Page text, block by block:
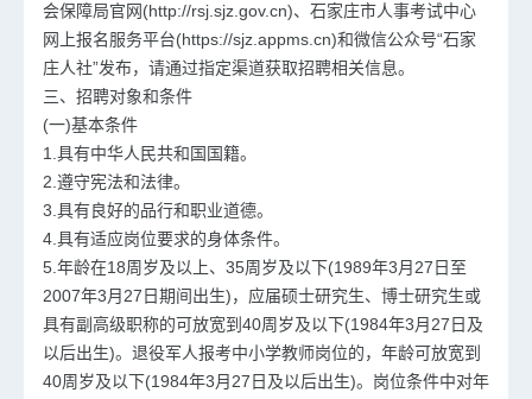
会保障局官网(http://rsj.sjz.gov.cn)、石家庄市人事考试中心
网上报名服务平台(https://sjz.appms.cn)和微信公众号“石家
庄人社”发布，请通过指定渠道获取招聘相关信息。
三、招聘对象和条件
(一)基本条件
1.具有中华人民共和国国籍。
2.遵守宪法和法律。
3.具有良好的品行和职业道德。
4.具有适应岗位要求的身体条件。
5.年龄在18周岁及以上、35周岁及以下(1989年3月27日至
2007年3月27日期间出生)，应届硕士研究生、博士研究生或
具有副高级职称的可放宽到40周岁及以下(1984年3月27日及
以后出生)。退役军人报考中小学教师岗位的，年龄可放宽到
40周岁及以下(1984年3月27日及以后出生)。岗位条件中对年